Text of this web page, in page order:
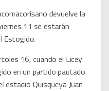
devuelve la
11 se estarán
Escogido.
16, cuando el Licey
en un partido pautado
estadio Quisqueya Juan